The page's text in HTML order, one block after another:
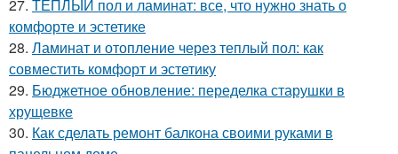
27. ТЕПЛЫЙ пол и ламинат: все, что нужно знать о
комфорте и эстетике
28. Ламинат и отопление через теплый пол: как
совместить комфорт и эстетику
29. Бюджетное обновление: переделка старушки в
хрущевке
30. Как сделать ремонт балкона своими руками в